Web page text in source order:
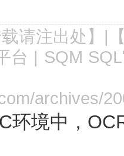
请注出处 】|
台 | SQM
archives/
环境中，